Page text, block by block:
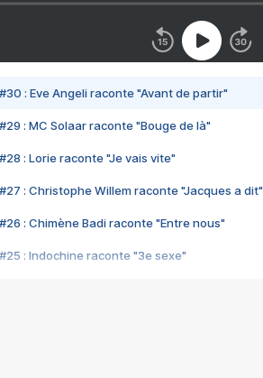
#30 : Eve Angeli raconte "Avant de partir"
#29 : MC Solaar raconte "Bouge de là"
#28 : Lorie raconte "Je vais vite"
#27 : Christophe Willem raconte "Jacques a dit"
#26 : Chimène Badi raconte "Entre nous"
#25 : Indochine raconte "3e sexe"